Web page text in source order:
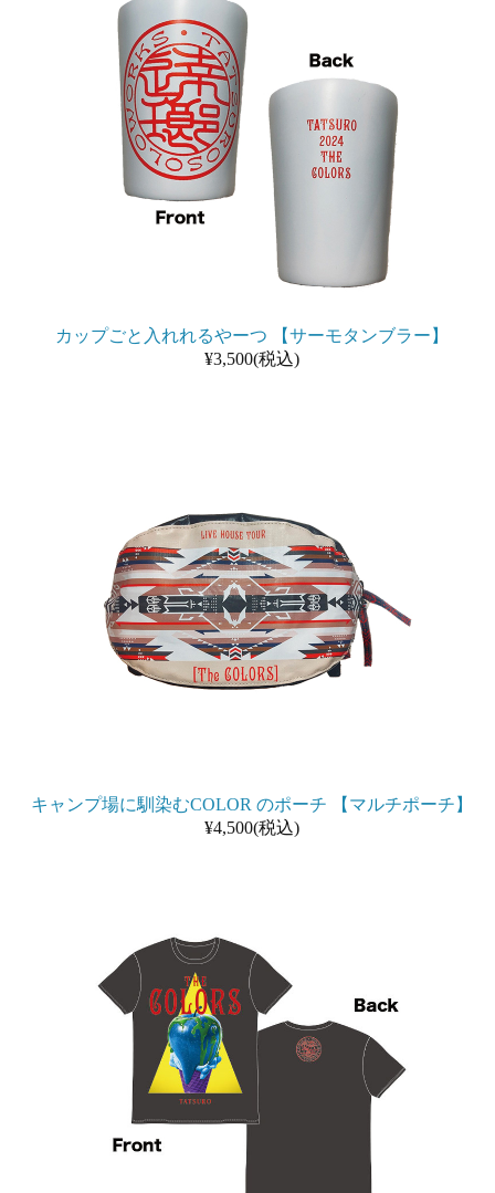
カップごと入れれるやーつ 【サーモタンブラー】
¥3,500(税込)
キャンプ場に馴染むCOLOR のポーチ 【マルチポーチ】
¥4,500(税込)